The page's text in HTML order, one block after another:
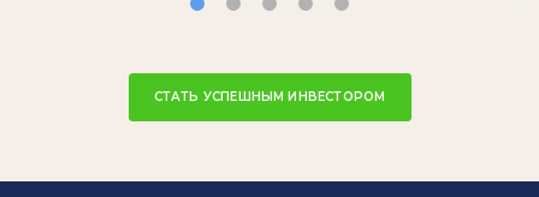
СТАТЬ УСПЕШНЫМ ИНВЕСТОРОМ